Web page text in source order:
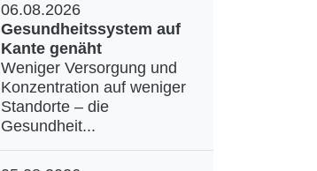
06.08.2026
Gesundheitssystem auf
Kante genäht
Weniger Versorgung und
Konzentration auf weniger
Standorte – die
Gesundheit...